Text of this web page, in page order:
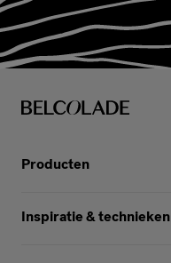
Producten
Inspiratie & technieken